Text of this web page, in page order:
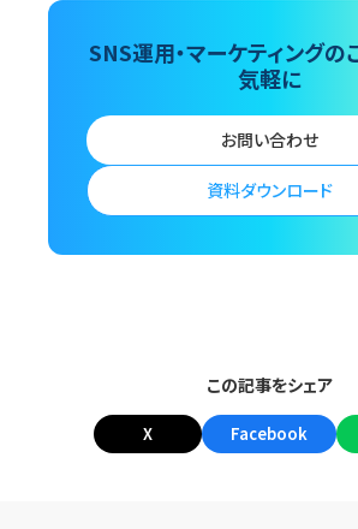
SNS運用・マーケティングの
気軽に
お問い合わせ
資料ダウンロード
この記事をシェア
X Facebook